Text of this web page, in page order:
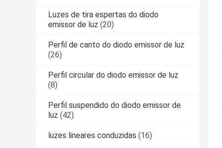
Luzes de tira espertas do diodo
emissor de luz (20)
Perfil de canto do diodo emissor de luz
(26)
Perfil circular do diodo emissor de luz
(8)
Perfil suspendido do diodo emissor de
luz (42)
luzes lineares conduzidas (16)